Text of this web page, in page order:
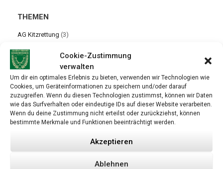
Cookie-Zustimmung
verwalten
Um dir ein optimales Erlebnis zu bieten, verwenden wir Technologien wie
Cookies, um Geräteinformationen zu speichern und/oder darauf
zuzugreifen. Wenn du diesen Technologien zustimmst, können wir Daten
wie das Surfverhalten oder eindeutige IDs auf dieser Website verarbeiten.
Wenn du deine Zustimmung nicht erteilst oder zurückziehst, können
bestimmte Merkmale und Funktionen beeinträchtigt werden.
Akzeptieren
Ablehnen
THEMEN
AG Kitzrettung (3)
Allgemein
Seminare(5)
Termine (5)
Hegegemeinschaften(12)
Beerwalde(1)
Tharandter Wald(1)